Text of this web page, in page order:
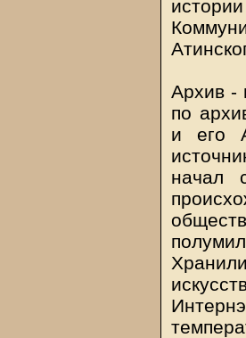
Архив -
по
и его
начал